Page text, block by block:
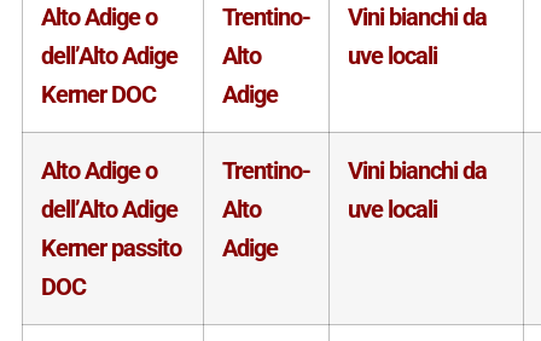
Alto Adige o
dell’Alto Adige
Kerner DOC
Trentino-
Alto
Adige
Vini bianchi da
uve locali
Alto Adige o
dell’Alto Adige
Kerner passito
DOC
Trentino-
Alto
Adige
Vini bianchi da
uve locali